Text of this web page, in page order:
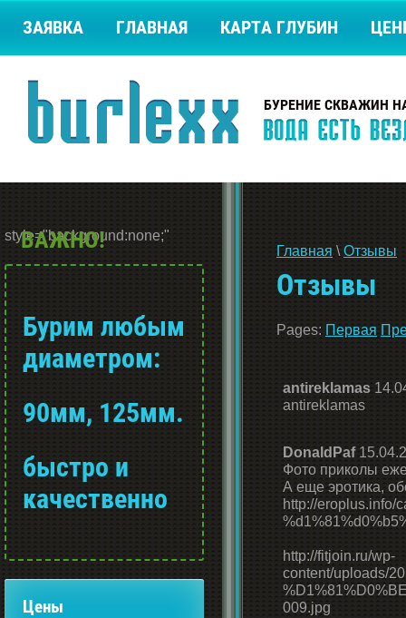
ЗАЯВКА ГЛАВНАЯ КАРТА ГЛУБИН
БУРЕНИЕ СКВАЖИН
style="background:none;"
ВАЖНО!
Бурим любым
диаметром:
90мм, 125мм.
быстро и
качественно
Цены
Главная \ Отзывы
Отзывы
Pages: Первая
antireklamas
antireklamas
DonaldPaf
Фото приколы
А еще эротика,
http://eroplus.info/
http://fitjoin.ru/wp-
content/uploads/
009.jpg